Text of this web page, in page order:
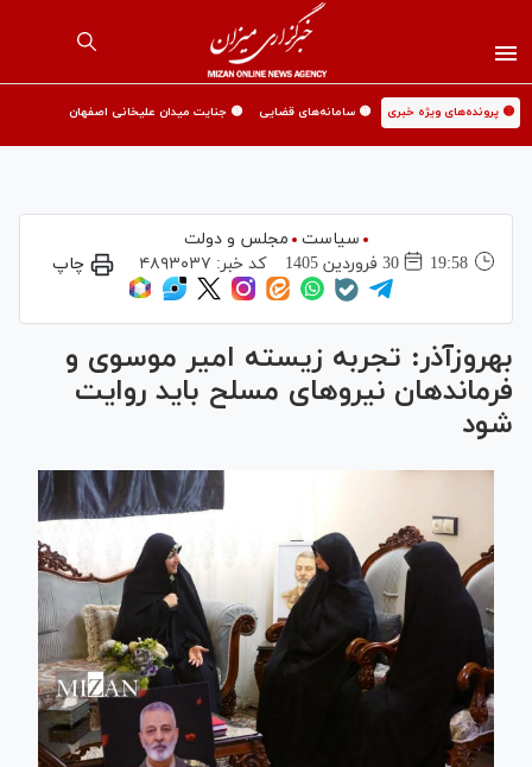
🟡 پرونده‌های ویژه خبری 🟡 سامانه‌های قضایی 🟡 جنایت میدان علیخانی اصفهان
سیاست
مجلس و دولت
19:58
30 فروردين 1405 کد خبر: ۴۸۹۳۰۳۷ چاپ
بهروزآذر: تجربه زیسته امیر موسوی و
فرماندهان نیرو‌های مسلح باید روایت
شود